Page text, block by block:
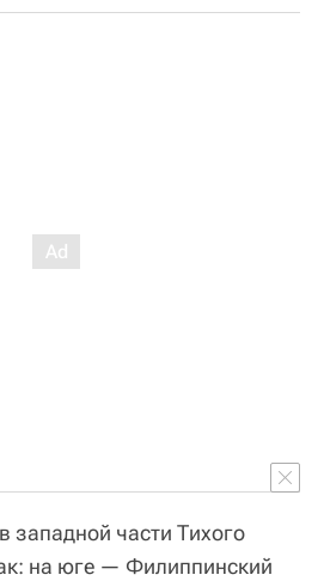
западной части Тихого
на юге — Филиппинский